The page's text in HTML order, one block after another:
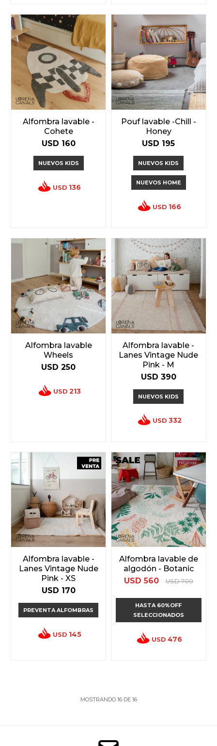
Alfombra lavable -
Cohete
USD 160
NUEVOS KIDS
USD 136
Pouf lavable -Chill -
Honey
USD 195
NUEVOS KIDS
NUEVOS HOME
USD 166
Alfombra lavable
Wheels
USD 250
USD 213
Alfombra lavable -
Lanes Vintage Nude
Pink - M
USD 390
NUEVOS KIDS
USD 332
Alfombra lavable -
Lanes Vintage Nude
Pink - XS
USD 170
PREVENTA ALFOMBRAS
USD 145
Alfombra lavable de
algodón - Botanic
USD 560 USD 700
HASTA 60%OFF
SELECCIONADOS
USD 476
MOSTRANDO 16DE 16